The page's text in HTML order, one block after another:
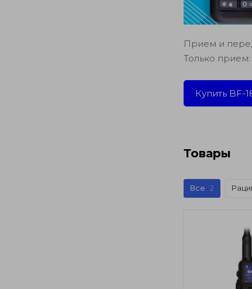
Прием и
Только
Купить BF-
Товары
Все 2